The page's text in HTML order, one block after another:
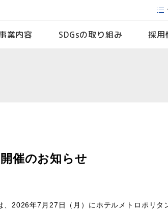
業内容 SDGsの取り組み 採用
催のお知らせ
2026年7月27日（月）にホテルメトロポリタ